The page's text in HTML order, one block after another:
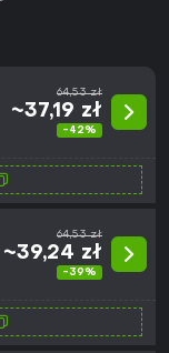
64,53 zł
~37,19 zł
-42%
64,53 zł
~39,24 zł
-39%